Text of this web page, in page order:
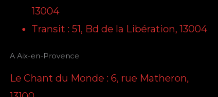
13004
Transit : 51, Bd de la Libération, 13004
A Aix-en-Provence
Le Chant du Monde : 6, rue Matheron,